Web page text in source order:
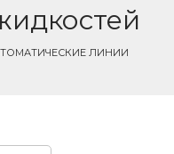
ЛИНИИ